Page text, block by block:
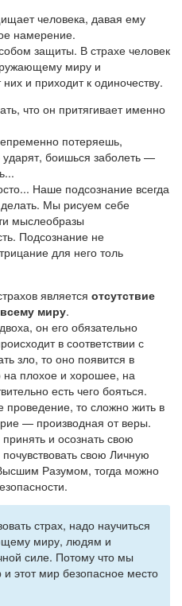
человека, давая ему
намерение.
защиты. В страхе человек
миру и
и приходит к одиночеству.
что он притягивает именно
потеряешь,
боишься заболеть —
Наше подсознание всегда
Мы рисуем себе
мыслеобразы
Подсознание не
для него толь
является отсутствие
миру.
он его обязательно
в соответствии с
зло, то оно появится в
плохое и хорошее, на
есть чего бояться.
проведение, то сложно жить в
— производная от веры.
и осознать свою
свою Личную
Разумом, тогда можно
страх, надо научиться
миру, людям и
силе. Потому что мы
этот мир безопасное место